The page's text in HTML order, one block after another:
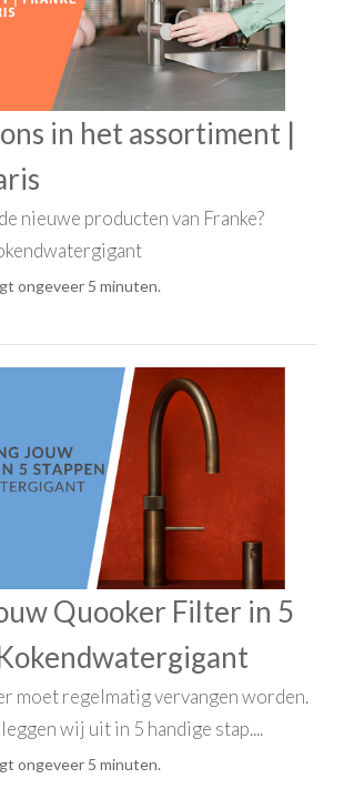
in het assortiment |
nieuwe producten van Franke?
ongeveer 5 minuten.
Quooker Filter in 5
moet regelmatig vervangen worden.
wij uit in 5 handige stap....
ongeveer 5 minuten.